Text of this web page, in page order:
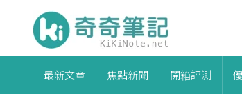
最新文章 焦點新聞 開箱評測